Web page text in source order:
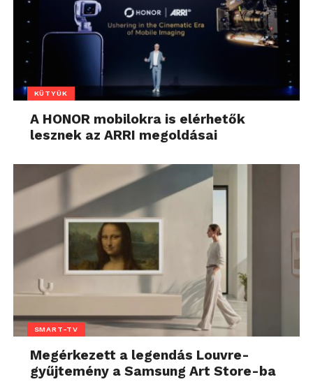
KÜTYÜK
A HONOR mobilokra is elérhetők
lesznek az ARRI megoldásai
SMART-TV
Megérkezett a legendás Louvre-
gyűjtemény a Samsung Art Store-ba